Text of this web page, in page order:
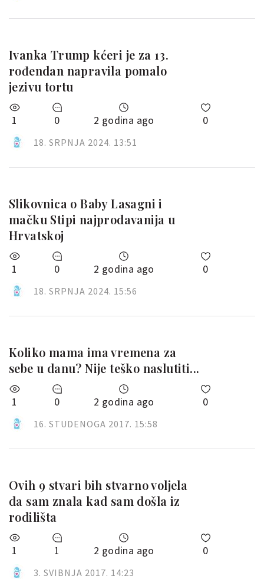
Ivanka Trump kćeri je za 13.
rođendan napravila pomalo
jezivu tortu
1 0 2 godina ago 0
18. SRPNJA 2024. 13:51
Slikovnica o Baby Lasagni i
mačku Stipi najprodavanija u
Hrvatskoj
1 0 2 godina ago 0
18. SRPNJA 2024. 15:56
Koliko mama ima vremena za
sebe u danu? Nije teško naslutiti...
1 0 2 godina ago 0
16. STUDENOGA 2017. 15:58
Ovih 9 stvari bih stvarno voljela
da sam znala kad sam došla iz
rodilišta
1 1 2 godina ago 0
3. SVIBNJA 2017. 14:23